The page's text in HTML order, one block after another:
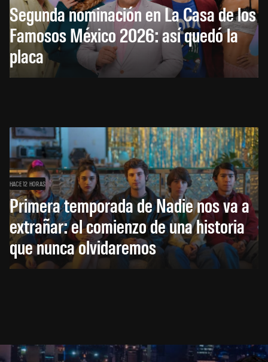
Segunda nominación en La Casa de los
Famosos México 2026: así quedó la
placa
HACE 12 HORAS
Primera temporada de Nadie nos va a
extrañar: el comienzo de una historia
que nunca olvidaremos